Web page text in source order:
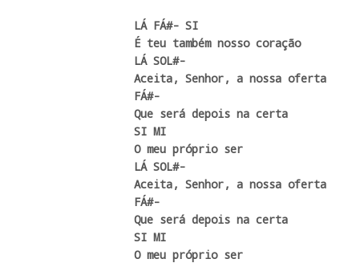
LÁ FÁ#- SI
É teu também nosso coração
LÁ SOL#-
Aceita, Senhor, a nossa oferta
FÁ#-
Que será depois na certa
SI MI
O meu próprio ser
LÁ SOL#-
Aceita, Senhor, a nossa oferta
FÁ#-
Que será depois na certa
SI MI
O meu próprio ser